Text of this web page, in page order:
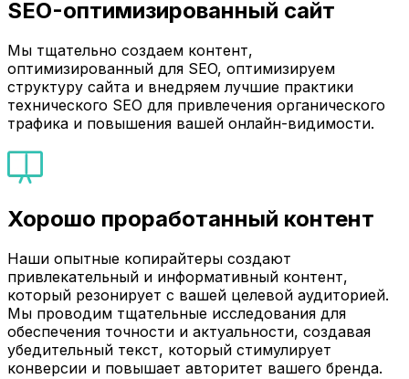
SEO-оптимизированный сайт
Мы тщательно создаем контент,
оптимизированный для SEO, оптимизируем
структуру сайта и внедряем лучшие практики
технического SEO для привлечения органического
трафика и повышения вашей онлайн-видимости.
Хорошо проработанный контент
Наши опытные копирайтеры создают
привлекательный и информативный контент,
который резонирует с вашей целевой аудиторией.
Мы проводим тщательные исследования для
обеспечения точности и актуальности, создавая
убедительный текст, который стимулирует
конверсии и повышает авторитет вашего бренда.